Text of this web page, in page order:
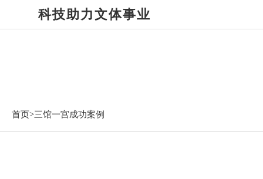
科技助力文体事业
首页>三馆一宫成功案例